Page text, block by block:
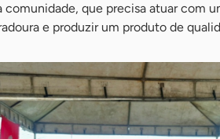
comunidade, que precisa atuar com
e produzir um produto de